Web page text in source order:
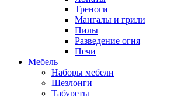
Треноги
Мангалы и грили
Пилы
Разведение огня
Печи
Мебель
Наборы мебели
Шезлонги
Табуреты